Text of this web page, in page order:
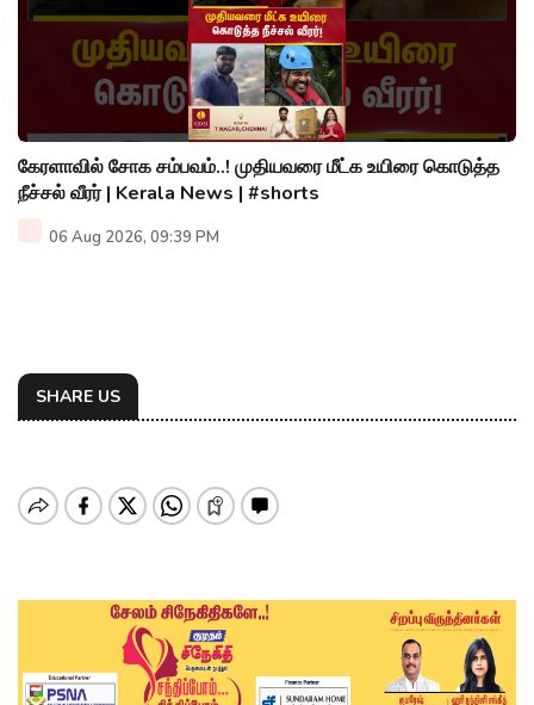
கேரளாவில் சோக சம்பவம்..! முதியவரை மீட்க உயிரை கொடுத்த
நீச்சல் வீரர் | Kerala News | #shorts
06 Aug 2026, 09:39 PM
SHARE US